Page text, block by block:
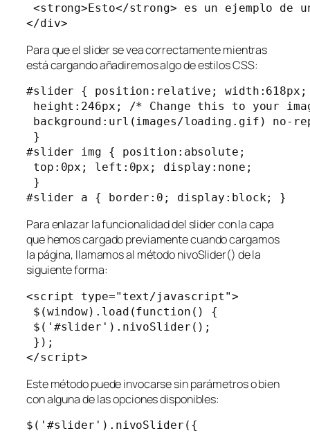
<strong>Esto</strong> es un ejemplo de
</div>
Para que el slider se vea correctamente mientras
está cargando añadiremos algo de estilos CSS:
#slider { position:relative;
height:246px; /* Change this to your
background:url(images/loading.gif) no-
}
#slider img { position:absolute;
top:0px; left:0px; display:none;
}
#slider a { border:0; display:block; }
Para enlazar la funcionalidad del slider con la capa
que hemos cargado previamente cuando cargamos
la página, llamamos al método nivoSlider() de la
siguiente forma:
<script type="text/javascript">
$(window).load(function() {
$('#slider').nivoSlider();
});
</script>
Este método puede invocarse sin parámetros o bien
con alguna de las opciones disponibles:
$('#slider').nivoSlider({